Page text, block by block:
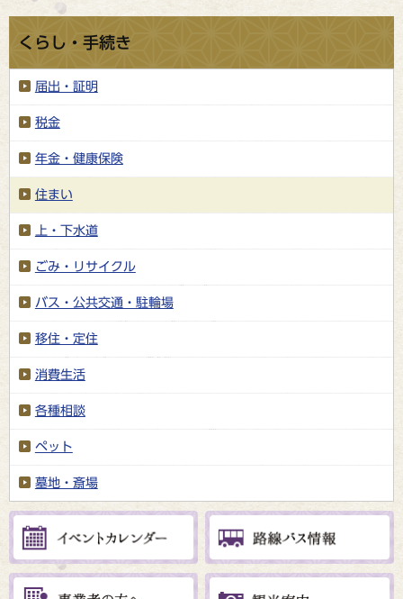
くらし・手続き
届出・証明
税金
年金・健康保険
住まい
上・下水道
ごみ・リサイクル
バス・公共交通・駐輪場
移住・定住
消費生活
各種相談
ペット
墓地・斎場